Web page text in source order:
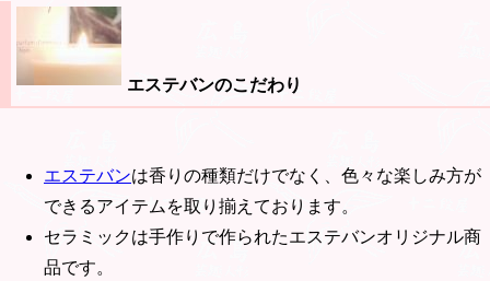
エステバンのこだわり
エステバンは香りの種類だけでなく、色々な楽しみ方が
できるアイテムを取り揃えております。
セラミックは手作りで作られたエステバンオリジナル商
品です。